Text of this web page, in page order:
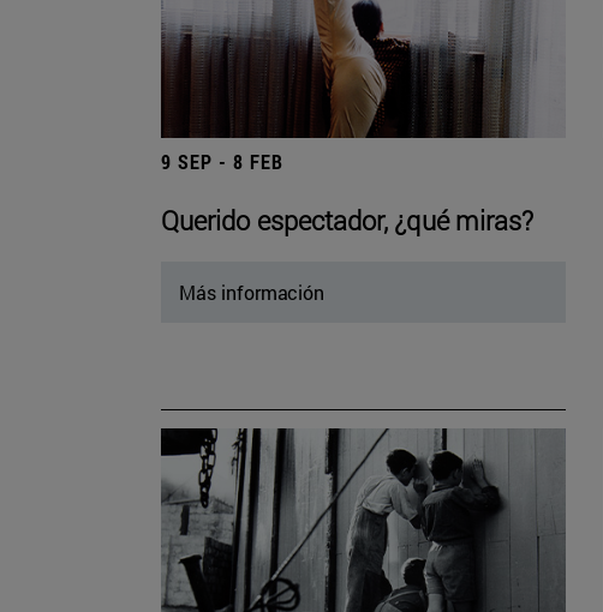
9 SEP - 8 FEB
Querido espectador, ¿qué miras?
Más información